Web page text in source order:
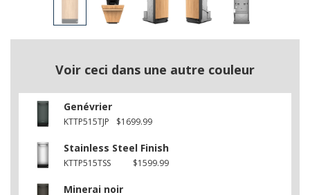
Voir ceci dans une autre couleur
Genévrier
KTTP515TJP $1699.99
Stainless Steel Finish
KTTP515TSS $1599.99
Minerai noir